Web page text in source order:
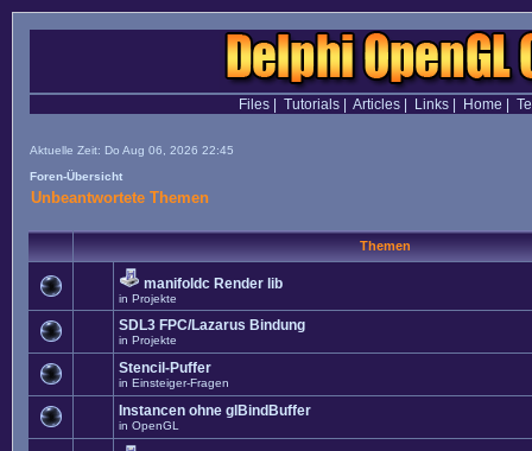
Files| Tutorials| Articles| Links| Home
Aktuelle Zeit: Do Aug 06, 2026 22:45
Foren-Übersicht
Unbeantwortete Themen
Themen
manifoldc Render lib
in Projekte
SDL3 FPC/Lazarus Bindung
in Projekte
Stencil-Puffer
in Einsteiger-Fragen
Instancen ohne glBindBuffer
in OpenGL